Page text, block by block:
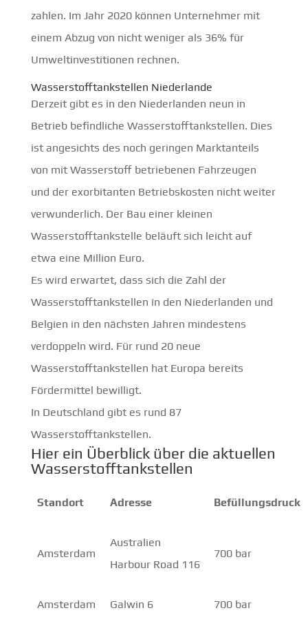
zahlen. Im Jahr 2020 können Unternehmer mit
einem Abzug von nicht weniger als 36% für
Umweltinvestitionen rechnen.
Wasserstofftankstellen Niederlande
Derzeit gibt es in den Niederlanden neun in
Betrieb befindliche Wasserstofftankstellen. Dies
ist angesichts des noch geringen Marktanteils
von mit Wasserstoff betriebenen Fahrzeugen
und der exorbitanten Betriebskosten nicht weiter
verwunderlich. Der Bau einer kleinen
Wasserstofftankstelle beläuft sich leicht auf
etwa eine Million Euro.
Es wird erwartet, dass sich die Zahl der
Wasserstofftankstellen in den Niederlanden und
Belgien in den nächsten Jahren mindestens
verdoppeln wird. Für rund 20 neue
Wasserstofftankstellen hat Europa bereits
Fördermittel bewilligt.
In Deutschland gibt es rund 87
Wasserstofftankstellen.
Hier ein Überblick über die aktuellen
Wasserstofftankstellen
Standort Adresse Befüllungsdruck
Amsterdam
Australien
Harbour Road 116
700 bar
Amsterdam Galwin 6 700 bar